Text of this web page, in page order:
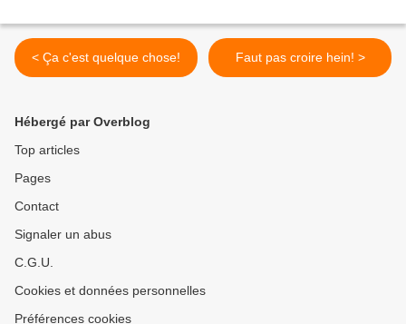
< Ça c'est quelque chose! Faut pas croire hein! >
Hébergé par Overblog
Top articles
Pages
Contact
Signaler un abus
C.G.U.
Cookies et données personnelles
Préférences cookies